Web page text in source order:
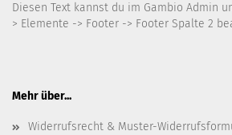
Diesen Text kannst du im Gambio Admin
> Elemente -> Footer -> Footer Spalte 2
Mehr über...
Widerrufsrecht & Muster-